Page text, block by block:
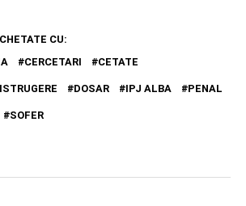
CU:
CERCETARI CETATE
DOSAR IPJ ALBA PENAL
SOFER